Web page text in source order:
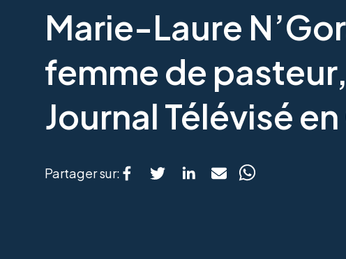
Marie-Laure
femme de
Journal Télévisé
Partager sur: